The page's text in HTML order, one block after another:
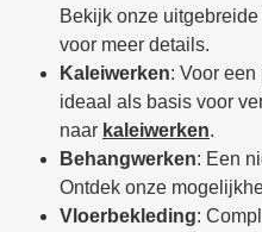
Bekijk onze
voor meer details.
Kaleiwerken: Voor
ideaal als basis voor
naar kaleiwerken.
Behangwerken: Een
Ontdek onze
Vloerbekleding: